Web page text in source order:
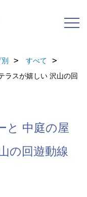
別
すべて
ラスが嬉しい 沢山の回
と 中庭の屋
の回遊動線